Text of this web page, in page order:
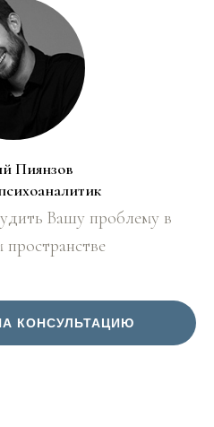
Пиянзов
Вашу проблему в
пространстве
КОНСУЛЬТАЦИЮ